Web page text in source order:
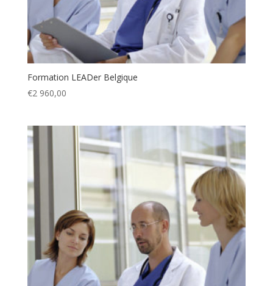
Formation LEADer Belgique
€2 960,00